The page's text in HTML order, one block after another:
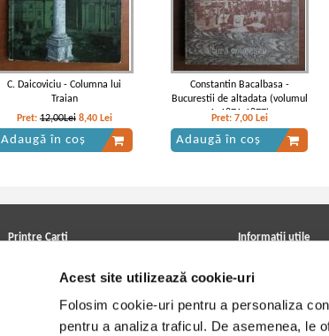
Acest site utilizează cookie-uri
Folosim cookie-uri pentru a personaliza
pentru a analiza traficul. De asemenea, le
C. Daicoviciu - Columna lui
Traian
Pret: 12,00Lei 8,40 Lei
Adaugă în coș
Constantin Bacalbasa -
Bucurestii de altadata (volumul
1: 1871-1877)
Pret: 7,00 Lei
Adaugă în coș
Printre Carti Informatii utile
Achizitii viniluri, casete,
Cum cumpar?
Politica de livrare